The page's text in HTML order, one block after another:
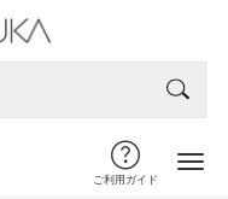
ご利用ガイド